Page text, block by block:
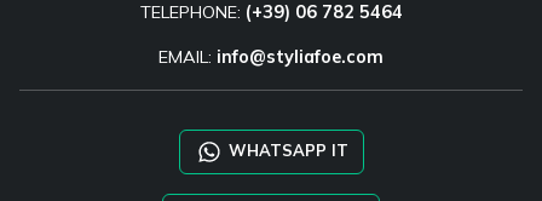
TELEPHONE: (+39) 06 782 5464
EMAIL: info@styliafoe.com
WHATSAPP IT